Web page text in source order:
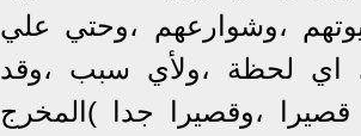
،وشوارعهم ،وحتي علي
اي لحظة ،ولأي سبب ،وقد
المجموعة (تضمنت ٢٢فيلما قصيرا ،وقصيرا جدا )المخرج